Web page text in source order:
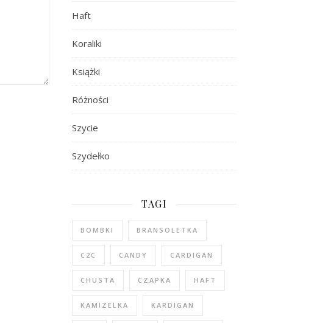
Haft
Koraliki
Książki
Różności
Szycie
Szydełko
TAGI
BOMBKI BRANSOLETKA
C2C CANDY CARDIGAN
CHUSTA CZAPKA HAFT
KAMIZELKA KARDIGAN